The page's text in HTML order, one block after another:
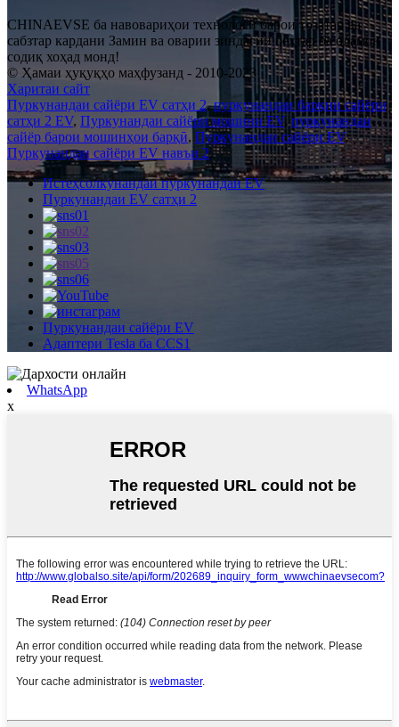
CHINAEVSE ба навовариҳои технологӣ барои тозатар ва
сабзтар кардани Замин ва оварии зиндагии беҳтар ба одамон
содиқ хоҳад монд!
© Ҳамаи ҳуқуқҳо маҳфузанд - 2010-2023
Харитаи сайт
Пуркунандаи сайёри EV сатҳи 2,пуркунандаи барқии сайёри
сатҳи 2 EV, Пуркунандаи сайёри мошини EV,пуркунандаи
сайёр барои мошинҳои барқӣ, Пуркунандаи сайёри EV,
Пуркунандаи сайёри EV навъи 2,
Истеҳсолкунандаи пуркунандаи EV
Пуркунандаи EV сатҳи 2
Пуркунандаи сайёри EV
Адаптери Tesla ба CCS1
WhatsApp
x